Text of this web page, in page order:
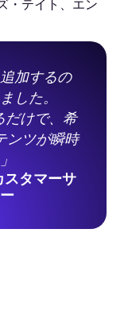
・テイト、エン
加するの
した。
だけで、希
ンツが瞬時
タマーサ